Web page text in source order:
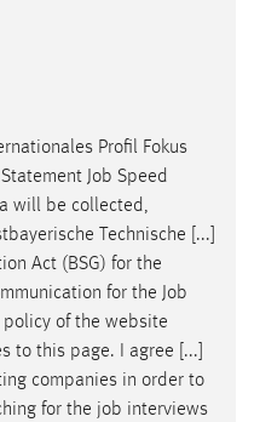
Profil Fokus
Job Speed
will be collected,
Technische [...]
Act (BSG) for the
for the Job
of the website
to this page. I agree [...]
companies in order to
for the job interviews
zu verstehen, wie
nutzen.